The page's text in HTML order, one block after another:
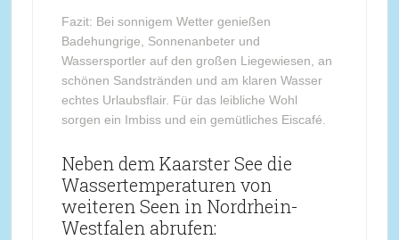
Fazit: Bei sonnigem Wetter genießen
Badehungrige, Sonnenanbeter und
Wassersportler auf den großen Liegewiesen, an
schönen Sandstränden und am klaren Wasser
echtes Urlaubsflair. Für das leibliche Wohl
sorgen ein Imbiss und ein gemütliches Eiscafé.
Neben dem Kaarster See die
Wassertemperaturen von
weiteren Seen in Nordrhein-
Westfalen abrufen: